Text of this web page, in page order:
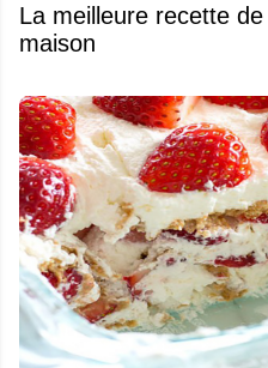
La meilleure recette
maison